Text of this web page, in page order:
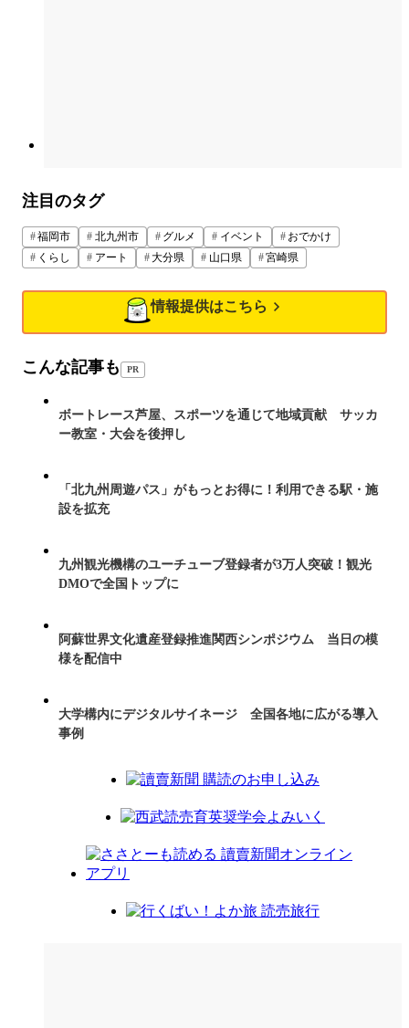
注目のタグ
福岡市 北九州市 グルメ イベント
おでかけ
くらし
アート 大分県 山口県 宮崎県
情報提供はこちら
こんな記事も PR
ボートレース芦屋、スポーツを通じて地域貢献 サッカ
ー教室・大会を後押し
「北九州周遊パス」がもっとお得に！利用できる駅・施
設を拡充
九州観光機構のユーチューブ登録者が3万人突破！観光
DMOで全国トップに
阿蘇世界文化遺産登録推進関西シンポジウム 当日の模
様を配信中
大学構内にデジタルサイネージ 全国各地に広がる導入
事例